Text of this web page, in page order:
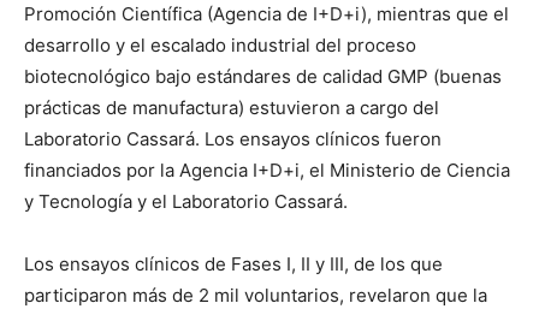
Promoción Científica (Agencia de I+D+i), mientras que el
desarrollo y el escalado industrial del proceso
biotecnológico bajo estándares de calidad GMP (buenas
prácticas de manufactura) estuvieron a cargo del
Laboratorio Cassará. Los ensayos clínicos fueron
financiados por la Agencia I+D+i, el Ministerio de Ciencia
y Tecnología y el Laboratorio Cassará.
Los ensayos clínicos de Fases I, II y III, de los que
participaron más de 2 mil voluntarios, revelaron que la